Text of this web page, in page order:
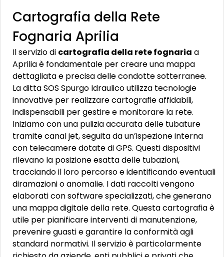
Cartografia della Rete
Fognaria Aprilia
Il servizio di cartografia della rete fognaria a
Aprilia è fondamentale per creare una mappa
dettagliata e precisa delle condotte sotterranee.
La ditta SOS Spurgo Idraulico utilizza tecnologie
innovative per realizzare cartografie affidabili,
indispensabili per gestire e monitorare la rete.
Iniziamo con una pulizia accurata delle tubature
tramite canal jet, seguita da un’ispezione interna
con telecamere dotate di GPS. Questi dispositivi
rilevano la posizione esatta delle tubazioni,
tracciando il loro percorso e identificando eventuali
diramazioni o anomalie. I dati raccolti vengono
elaborati con software specializzati, che generano
una mappa digitale della rete. Questa cartografia è
utile per pianificare interventi di manutenzione,
prevenire guasti e garantire la conformità agli
standard normativi. Il servizio è particolarmente